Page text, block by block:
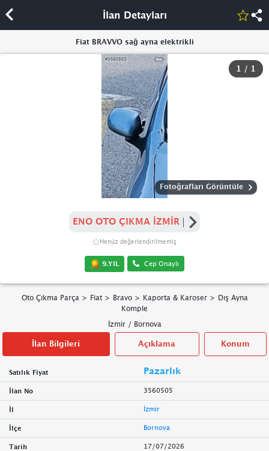
İlan Detayları
Fiat BRAVVO sağ ayna elektrikli
1 / 1
Fotoğrafları Görüntüle
ENO OTO ÇIKMA İZMİR
Henüz değerlendirilmemiş
9.YIL Cep Onaylı
Oto Çıkma Parça > Fiat> Bravo> Kaporta & Karoser> Dış Ayna
Komple
İzmir/ Bornova
İlan Bilgileri Açıklama Konum
Satılık Fiyat Pazarlık
İlan No 3560505
İl İzmir
İlçe Bornova
Tarih 17/07/2026